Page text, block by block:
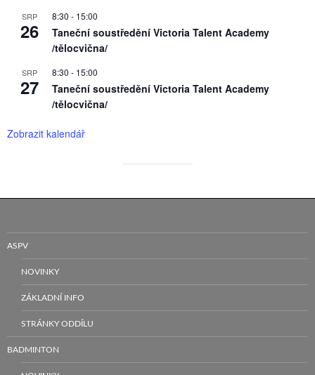
SRP
26
8:30 - 15:00
Taneční soustředění Victoria Talent Academy
/tělocvična/
SRP
27
8:30 - 15:00
Taneční soustředění Victoria Talent Academy
/tělocvična/
Zobrazit kalendář
ASPV
NOVINKY
ZÁKLADNÍ INFO
STRÁNKY ODDÍLU
BADMINTON